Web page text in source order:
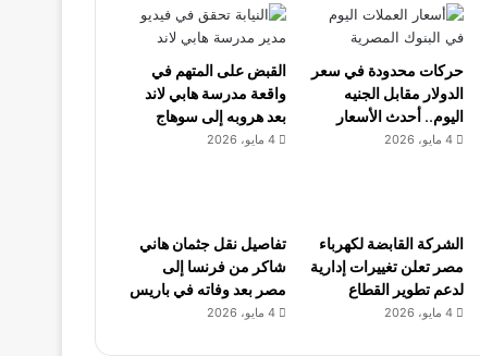
حركات محدودة في سعر
الدولار مقابل الجنيه
اليوم.. أحدث الأسعار
4 مايو، 2026
القبض على المتهم في
واقعة مدرسة هابي لاند
بعد هروبه إلى سوهاج
4 مايو، 2026
الشركة القابضة لكهرباء
مصر تعلن تغييرات إدارية
لدعم تطوير القطاع
4 مايو، 2026
تفاصيل نقل جثمان هاني
شاكر من فرنسا إلى
مصر بعد وفاته في باريس
4 مايو، 2026